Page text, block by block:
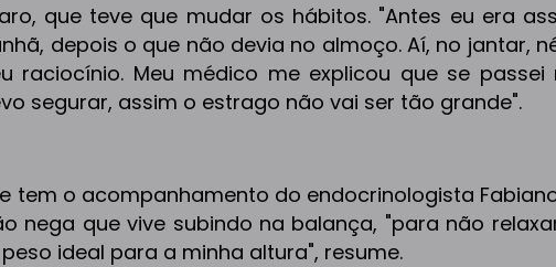
que teve que mudar os hábitos. "Antes eu era
depois o que não devia no almoço. Aí, no jantar,
raciocínio. Meu médico me explicou que se
segurar, assim o estrago não vai ser tão grande".
tem o acompanhamento do endocrinologista
nega que vive subindo na balança, "para não
ideal para a minha altura", resume.